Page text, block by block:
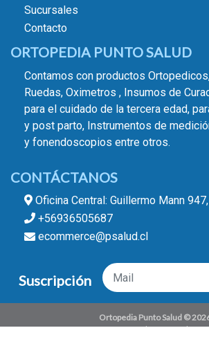
Sucursales
Contacto
ORTOPEDIA PUNTO SALUD
Contamos con productos
Ruedas, Oximetros , Insumos de
para el cuidado de la tercera edad,
y post parto, Instrumentos de
y fonendoscopios entre otros.
CONTÁCTANOS
Oficina Central: Guillermo Mann
+56936505687
ecommerce@psalud.cl
Suscripción
Ortopedia Punto Salud ©